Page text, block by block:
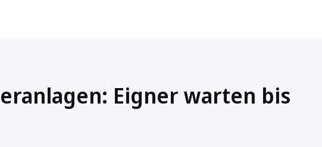
Eigner warten bis